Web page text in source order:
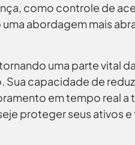
como controle de
abordagem mais
uma parte vital
Sua capacidade de
em tempo real a
proteger seus ativos e